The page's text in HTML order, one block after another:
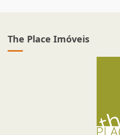
The Place Imóveis